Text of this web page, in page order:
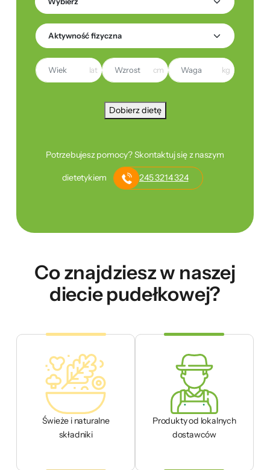
lat cm kg
Dobierz dietę
Potrzebujesz pomocy? Skontaktuj się z naszym
dietetykiem 245 3214 324
Co znajdziesz w naszej
diecie pudełkowej?
Świeże i naturalne
składniki
Produkty od lokalnych
dostawców